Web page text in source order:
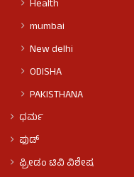
Health
mumbai
New delhi
ODISHA
PAKISTHANA
ಧರ್ಮ
ಫುಡ್​​
ಫ್ರೀಡಂ ಟಿವಿ ವಿಶೇಷ